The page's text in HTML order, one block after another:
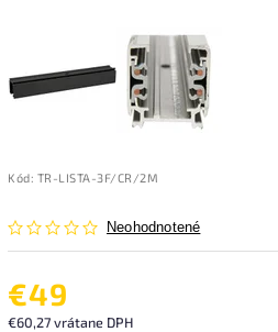
Kód: TR-LISTA-3F/CR/2M
Neohodnotené
€49
€60,27 vrátane DPH